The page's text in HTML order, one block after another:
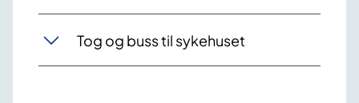
Tog og buss til sykehuset